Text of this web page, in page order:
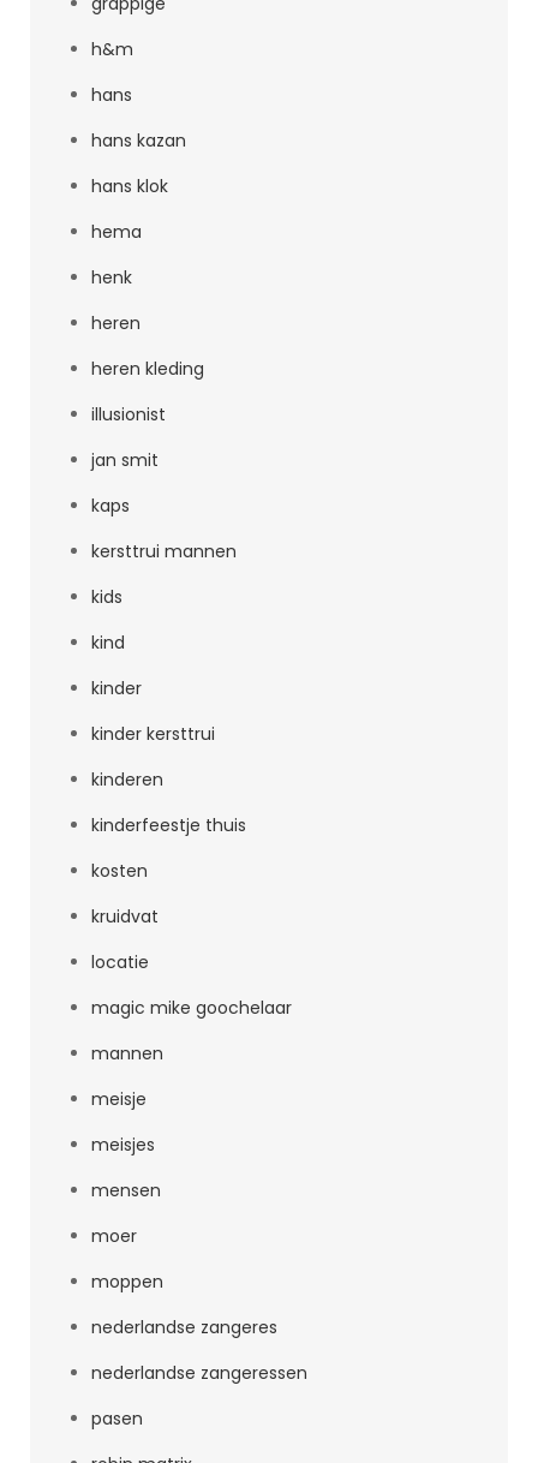
h&m
hans
hans kazan
hans klok
hema
henk
heren
heren kleding
illusionist
jan smit
kaps
kersttrui mannen
kids
kind
kinder
kinder kersttrui
kinderen
kinderfeestje thuis
kosten
kruidvat
locatie
magic mike goochelaar
mannen
meisje
meisjes
mensen
moer
moppen
nederlandse zangeres
nederlandse zangeressen
pasen